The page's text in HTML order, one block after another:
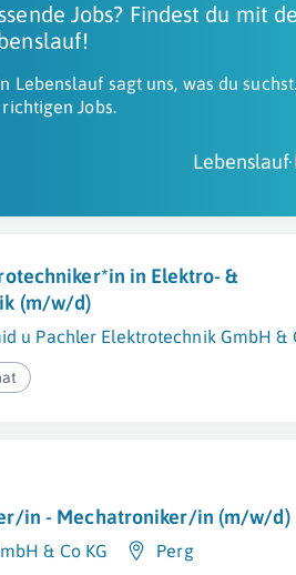
Jobs? Findest du mit
Lebenslauf sagt uns, was du
Jobs.
Lebenslauf
in Elektro- &
(m/w/d)
u Pachler Elektrotechnik GmbH &
in - Mechatroniker/in (m/w/d)
& Co KG Perg